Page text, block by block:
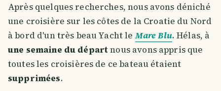
Après quelques recherches, nous avons déniché
une croisière sur les côtes de la Croatie du Nord
à bord d'un très beau Yacht leMare Blu. Hélas, à
une semaine du départnous avons appris que
toutes les croisières de ce bateau étaient
supprimées.